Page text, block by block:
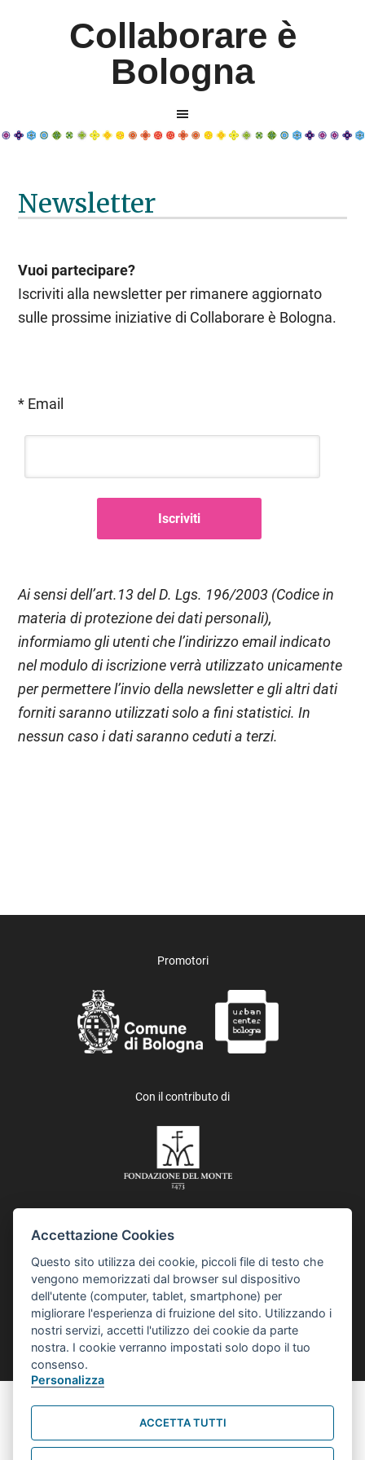
Collaborare è
Bologna
Newsletter
Vuoi partecipare?
Iscriviti alla newsletter per rimanere aggiornato
sulle prossime iniziative di Collaborare è Bologna.
* Email
Ai sensi dell’art.13 del D. Lgs. 196/2003 (Codice in
materia di protezione dei dati personali),
informiamo gli utenti che l’indirizzo email indicato
nel modulo di iscrizione verrà utilizzato unicamente
per permettere l’invio della newsletter e gli altri dati
forniti saranno utilizzati solo a fini statistici. In
nessun caso i dati saranno ceduti a terzi.
Promotori
Con il contributo di
In collaborazione con i Quartieri del Comune di Bologna e Asp,
Azienda pubblica di servizi alla persona, IES, Istituzione
Educazione Scuola, e Istituzione per l’inclusione sociale e
comunitaria. Il progetto “Collaborare è Bologna” è realizzato
anche grazie al contributo della Fondazione del Monte di Bologna
e Ravenna, e Metroweb.
Informativa sul trattamento dei dati personali
Comune di Bologna, Piazza Maggiore, 6 - 40124 Bologna P.Iva
Accettazione Cookies
Questo sito utilizza dei cookie, piccoli file di testo che
vengono memorizzati dal browser sul dispositivo
dell'utente (computer, tablet, smartphone) per
migliorare l'esperienza di fruizione del sito. Utilizzando i
nostri servizi, accetti l'utilizzo dei cookie da parte
nostra. I cookie verranno impostati solo dopo il tuo
consenso.
Personalizza
ACCETTA TUTTI